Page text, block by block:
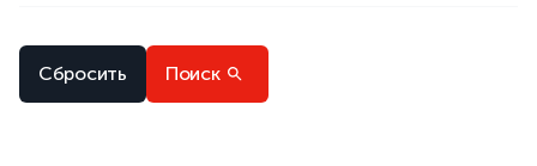
Сбросить Поиск